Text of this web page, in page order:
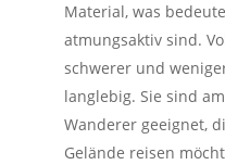
Material, was
atmungsaktiv sind.
schwerer und
langlebig. Sie sind
Wanderer geeignet,
Gelände reisen